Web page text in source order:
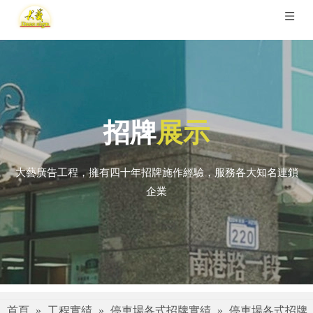
招牌展示
大藝廣告工程，擁有四十年招牌施作經驗，服務各大知名連鎖
企業
首頁 » 工程實績 » 停車場各式招牌實績 » 停車場各式招牌